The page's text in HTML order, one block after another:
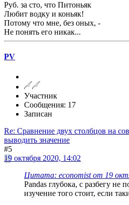
Руб. за сто, что Питоньяк
Любит водку и коньяк!
Потому что мне, без оных, -
Не понять его никак...
PV
Участник
Сообщения: 17
Записан
Re: Сравнение двух столбцов на
выводить значение
#5
19 октября 2020, 14:02
Цитата: economist от 19
Pandas глубока, с разбегу не
изучение того стоит, если